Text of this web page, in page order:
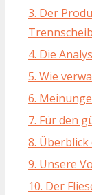
3. Der
4. Die
5. Wie
6.
7. Für den
8.
9. Unsere
10. Der